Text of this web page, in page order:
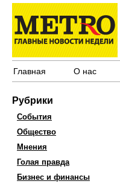
Главная О нас
Рубрики
События
Общество
Мнения
Голая правда
Бизнес и финансы